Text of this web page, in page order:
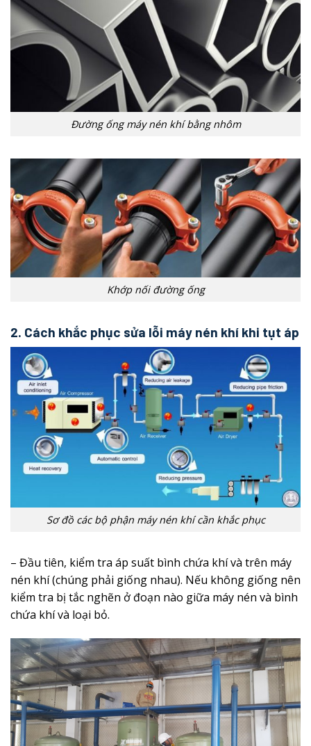
Đường ống máy nén khí bằng nhôm
Khớp nối đường ống
2. Cách khắc phục sửa lỗi máy nén khí khi tụt áp
Sơ đồ các bộ phận máy nén khí cần khắc phục
– Đầu tiên, kiểm tra áp suất bình chứa khí và trên máy
nén khí (chúng phải giống nhau). Nếu không giống nên
kiểm tra bị tắc nghẽn ở đoạn nào giữa máy nén và bình
chứa khí và loại bỏ.